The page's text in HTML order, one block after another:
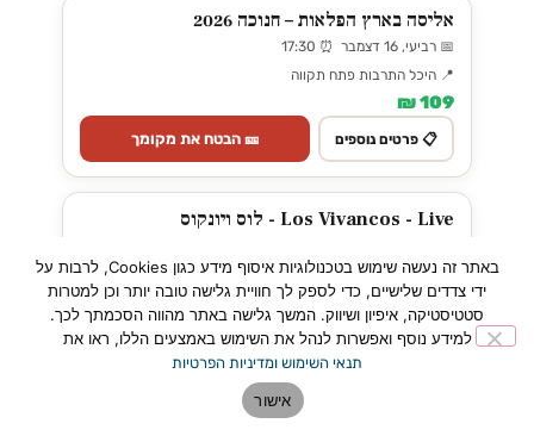
אליסה בארץ הפלאות – חנוכה 2026
📅 רביעי, 16 דצמבר ⏰ 17:30
📍 היכל התרבות פתח תקווה
109 ₪
📋 פרטים נוספים 🎫 הבטח את מקומך
Los Vivancos - Live - לוס ויונקוס
📍 היכל התרבות פתח תקווה
279–379 ₪
📋 פרטים נוספים 🎫 הבטח את מקומך
באתר זה נעשה שימוש בטכנולוגיות איסוף מידע כגון Cookies, לרבות על
ידי צדדים שלישיים, כדי לספק לך חוויית גלישה טובה יותר וכן למטרות
סטטיסטיקה, איפיון ושיווק. המשך גלישה באתר מהווה הסכמתך לכך.
למידע נוסף ואפשרות לנהל את השימוש באמצעים הללו, ראו את
תנאי השימוש ומדיניות הפרטיות
אישור